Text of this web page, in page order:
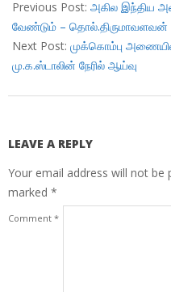
09-
01
Previous Post: அகில இந்திய
வேண்டும் – தொல்.திருமாவளவன்
Next Post: முக்கொம்பு
மு.க.ஸ்டாலின் நேரில் ஆய்வு
LEAVE A REPLY
Your email address will not be
marked *
Comment *